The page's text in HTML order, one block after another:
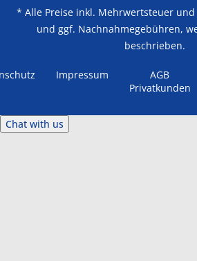
* Alle Preise inkl. Mehrwertsteuer und
und ggf. Nachnahmegebühren,
beschrieben.
Impressum
AGB
Privatkunden
Chat with us